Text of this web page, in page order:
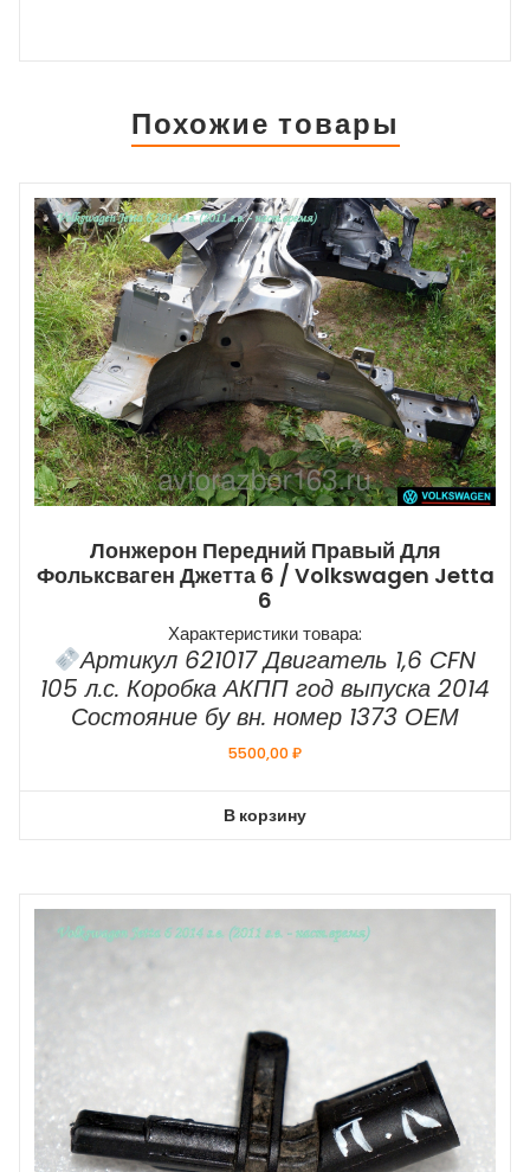
Похожие товары
Лонжерон Передний Правый Для
Фольксваген Джетта 6 / Volkswagen Jetta
6
Характеристики товара:
Артикул 621017 Двигатель 1,6 CFN
105 л.с. Коробка АКПП год выпуска 2014
Состояние бу вн. номер 1373 ОЕМ
5500,00₽
В корзину